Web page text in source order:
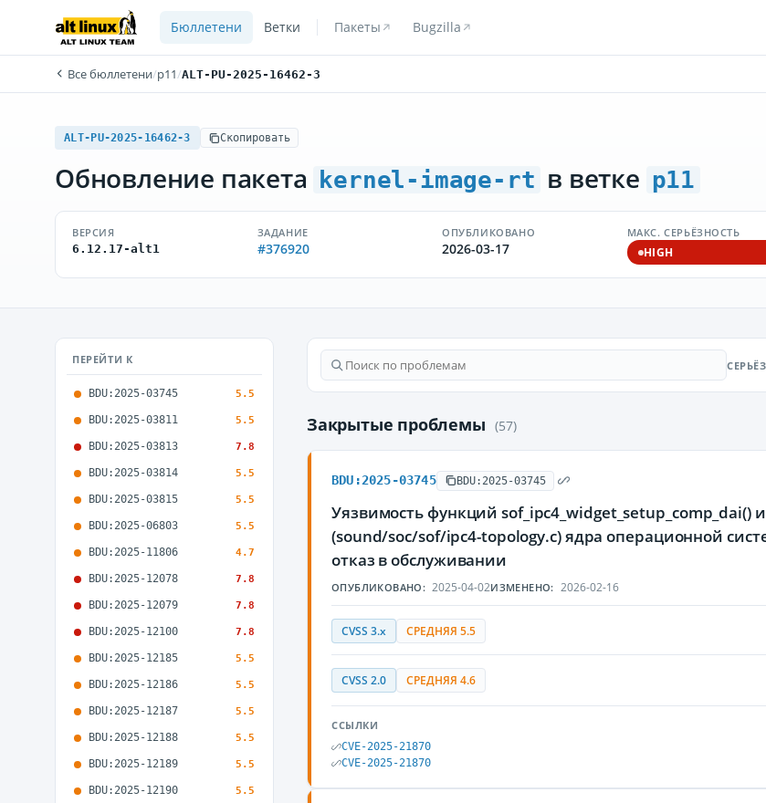
Бюллетени Ветки Пакеты Bugzilla
Все бюллетени/p11/ALT-PU-2025-16462-3
ALT-PU-2025-16462-3 Скопировать
Обновление пакета kernel-image-rt в ветке p11
ВЕРСИЯ
6.12.17-alt1
ЗАДАНИЕ
#376920
ОПУБЛИКОВАНО
2026-03-17
МАКС. СЕРЬЁЗНОСТЬ
HIGH
ПЕРЕЙТИ К
BDU:2025-03745 5.5
BDU:2025-03811 5.5
BDU:2025-03813 7.8
BDU:2025-03814 5.5
BDU:2025-03815 5.5
BDU:2025-06803 5.5
BDU:2025-11806 4.7
BDU:2025-12078 7.8
BDU:2025-12079 7.8
BDU:2025-12100 7.8
BDU:2025-12185 5.5
BDU:2025-12186 5.5
BDU:2025-12187 5.5
BDU:2025-12188 5.5
BDU:2025-12189 5.5
BDU:2025-12190 5.5
Закрытые проблемы (57)
BDU:2025-03745 BDU:2025-03745
Уязвимость функций sof_ipc4_widget_setup_comp_dai()
(sound/soc/sof/ipc4-topology.c) ядра операционной
отказ в обслуживании
ОПУБЛИКОВАНО: 2025-04-02ИЗМЕНЕНО: 2026-02-16
CVSS 3.x СРЕДНЯЯ 5.5
CVSS 2.0 СРЕДНЯЯ 4.6
ССЫЛКИ
CVE-2025-21870
CVE-2025-21870